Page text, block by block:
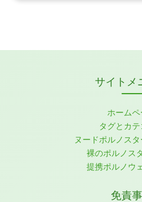
サイトメ
ホームペ
タグとカ
ヌードポルノス
裸のポルノス
提携ポルノウ
免責